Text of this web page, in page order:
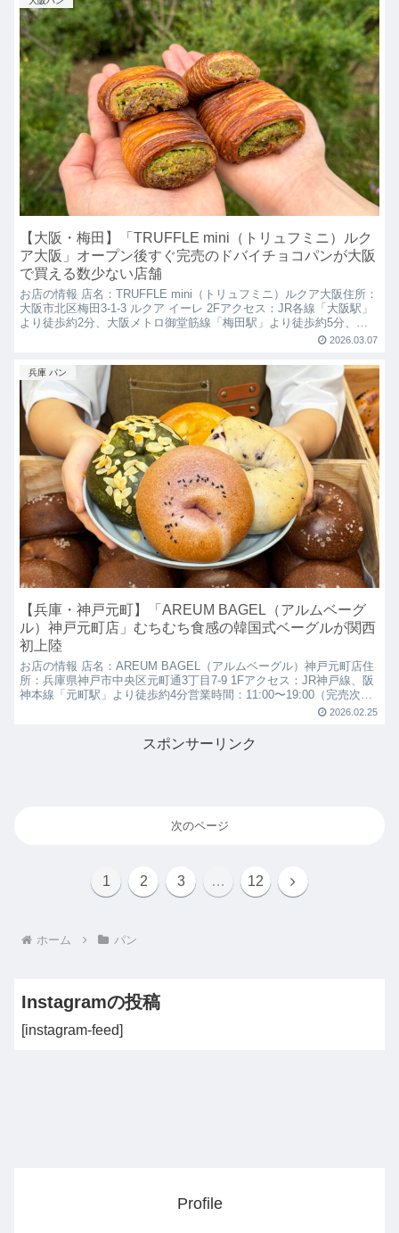
【大阪・梅田】「TRUFFLE mini（トリュフミニ）ルク
ア大阪」オープン後すぐ完売のドバイチョコパンが大阪
で買える数少ない店舗
お店の情報 店名：TRUFFLE mini（トリュフミニ）ルクア大阪住所：
大阪市北区梅田3-1-3 ルクア イーレ 2Fアクセス：JR各線「大阪駅」
より徒歩約2分、大阪メトロ御堂筋線「梅田駅」より徒歩約5分、阪
2026.03.07
兵庫 パン
【兵庫・神戸元町】「AREUM BAGEL（アルムベーグ
ル）神戸元町店」むちむち食感の韓国式ベーグルが関西
初上陸
お店の情報 店名：AREUM BAGEL（アルムベーグル）神戸元町店住
所：兵庫県神戸市中央区元町通3丁目7-9 1Fアクセス：JR神戸線、阪
神本線「元町駅」より徒歩約4分営業時間：11:00〜19:00（完売次第
2026.02.25
スポンサーリンク
次のページ
1 2 3 … 12
次
ホーム パン
Instagramの投稿
[instagram-feed]
Profile